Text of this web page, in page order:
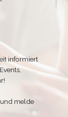
informiert
melde